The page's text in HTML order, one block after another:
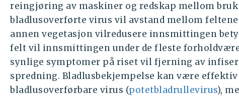
reingjøring av maskiner og redskap mellom
bladlusoverførte virus vil avstand mellom
annen vegetasjon vilredusere innsmittingen
felt vil innsmittingen under de fleste
synlige symptomer på riset vil fjerning av
spredning. Bladlusbekjempelse kan være
bladlusoverførbare virus (potetbladrullevirus),